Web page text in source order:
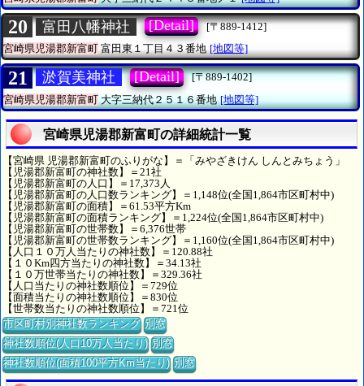
20 富田八幡神社 [Detail]
[〒889-1412]
宮崎県児湯郡新富町富田東１丁目４３番地 [地図等]
21 淤賀美神社 [Detail]
[〒889-1402]
宮崎県児湯郡新富町大字三納代２５１６番地 [地図等]
宮崎県児湯郡新富町の詳細統計一覧
【宮崎県 児湯郡新富町のふりがな】＝「みやざきけん しんとみちょう」
【児湯郡新富町の神社数】＝21社
【児湯郡新富町の人口】＝17,373人
【児湯郡新富町の人口数ランキング】＝1,148位(全国1,864市区町村中)
【児湯郡新富町の面積】＝61.53平方Km
【児湯郡新富町の面積ランキング】＝1,224位(全国1,864市区町村中)
【児湯郡新富町の世帯数】＝6,376世帯
【児湯郡新富町の世帯数ランキング】＝1,160位(全国1,864市区町村中)
【人口１０万人当たりの神社数】＝120.88社
【１０Km四方当たりの神社数】＝34.13社
【１０万世帯当たりの神社数】＝329.36社
【人口当たりの神社数順位】＝729位
【面積当たりの神社数順位】＝830位
【世帯数当たりの神社数順位】＝721位
市区町村別神社数ランキング 別窓
神社数順位(人口10万人当たり) 別窓
神社数順位(面積100平方Km当たり) 別窓